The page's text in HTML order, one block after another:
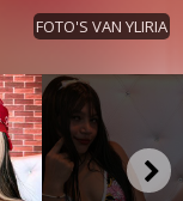
FOTO'S VAN YLIRIA